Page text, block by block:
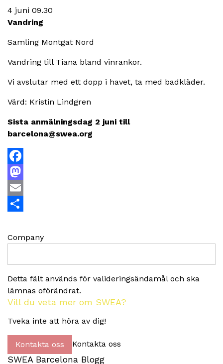
4 juni 09.30
Vandring
Samling Montgat Nord
Vandring till Tiana bland vinrankor.
Vi avslutar med ett dopp i havet, ta med badkläder.
Värd: Kristin Lindgren
Sista anmälningsdag 2 juni till
barcelona@swea.org
Facebook
Mastodon
Email
Company
Detta fält används för valideringsändamål och ska
lämnas oförändrat.
Vill du veta mer om SWEA?
Tveka inte att höra av dig!
Kontakta oss Kontakta oss
SWEA Barcelona Blogg